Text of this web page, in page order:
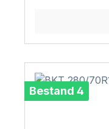
Bestand 4